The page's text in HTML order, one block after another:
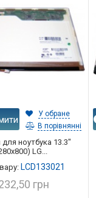
У обране
В порівнянні
ноутбука 13.3"
LG...
LCD133021
грн